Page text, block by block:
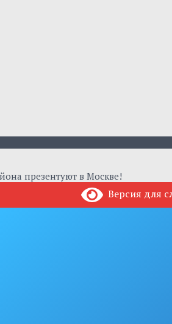
презентуют в Москве!
Версия для